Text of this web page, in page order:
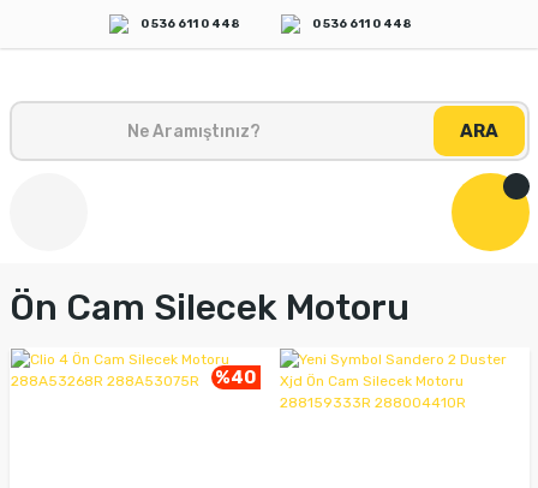
0 536 611 0 448 0 536 611 0 448
ARA
Ön Cam Silecek Motoru
%40